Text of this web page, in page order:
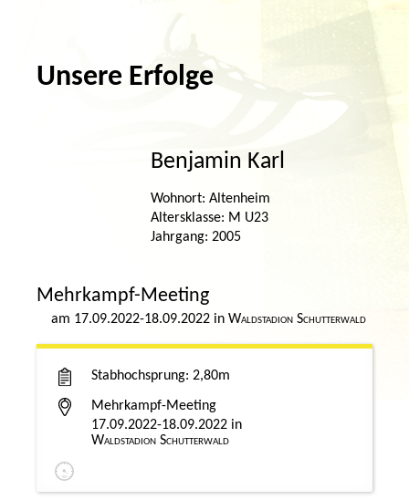
Unsere Erfolge
Benjamin Karl
Altenheim
M U23
2005
Mehrkampf-Meeting
17.09.2022-18.09.2022 Waldstadion Schutterwald
Stabhochsprung 2,80m
17.09.2022-18.09.2022
Waldstadion Schutterwald
Mehrkampf-Meeting